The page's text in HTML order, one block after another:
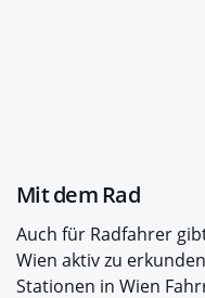
Mit dem Rad
Auch für Radfahrer
Wien aktiv zu
Stationen in Wien